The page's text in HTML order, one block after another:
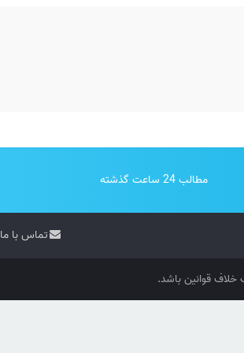
مطالب 24 ساعت گذشته
تماس با ما
قوانین باشد.